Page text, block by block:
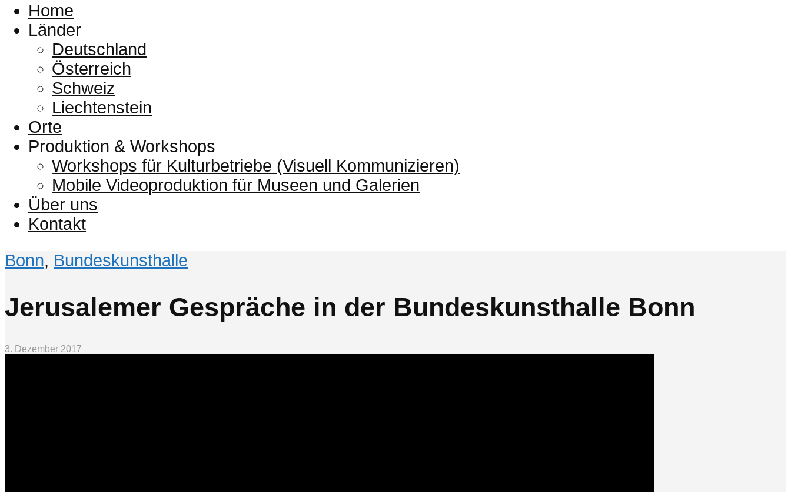
Home
Länder
Deutschland
Österreich
Schweiz
Liechtenstein
Orte
Produktion & Workshops
Workshops für Kulturbetriebe (Visuell Kommunizieren)
Mobile Videoproduktion für Museen und Galerien
Über uns
Kontakt
Bonn, Bundeskunsthalle
Jerusalemer Gespräche in der Bundeskunsthalle Bonn
3. Dezember 2017